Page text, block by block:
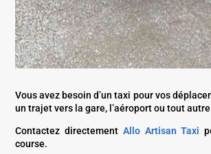
Vous avez besoin d’un taxi pour vos
un trajet vers la gare, l’aéroport ou tout
Contactez directement Allo Artisan Taxi
course.